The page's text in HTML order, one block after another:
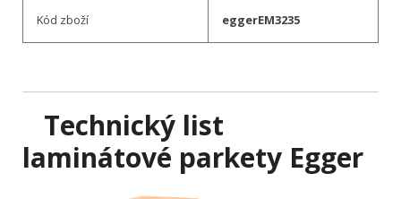
Kód zboží eggerEM3235
Technický list
laminátové parkety Egger